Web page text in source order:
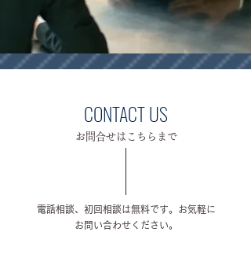
​CONTACT US
​お問合せはこちらまで
電話相談、初回相談は無料です。お気軽に
お問い合わせください。